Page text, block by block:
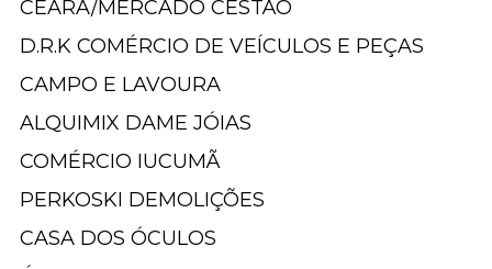
CEARÁ/MERCADO CESTÃO
D.R.K COMÉRCIO DE VEÍCULOS E PEÇAS
CAMPO E LAVOURA
ALQUIMIX DAME JÓIAS
COMÉRCIO IUCUMÃ
PERKOSKI DEMOLIÇÕES
CASA DOS ÓCULOS